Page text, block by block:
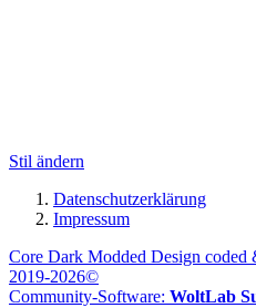
Stil ändern
Datenschutzerklärung
Impressum
Core Dark Modded Design
2019-2026©
Community-Software: WoltLab